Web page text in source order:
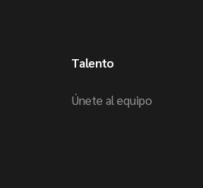
Talento
Únete al equipo